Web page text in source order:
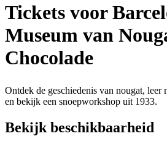
Tickets voor
Museum van
Chocolade
Ontdek de geschiedenis van nougat, leer
en bekijk een snoepworkshop uit 1933.
Bekijk beschikbaarheid